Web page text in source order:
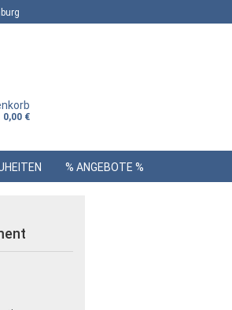
0,00 €
% ANGEBOTE %